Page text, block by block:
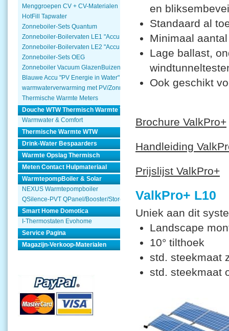
Menggroepen CV + CV-Materialen
HotFill Tapwater
Zonneboiler-Sets Quantum
Zonneboiler-Boilervaten LE1 "Accu Woning Watmte"
Zonneboiler-Boilervaten LE2 "Accu Woning Watmte"
Zonneboiler-Sets OEG
Zonneboiler Vacuum GlazenBuizen
Blauwe Accu "PV Energie in Water"
warmwaterverwarming met PV/Zonnepanelen
Thermische Warmte Meters
Douche WTW Thermisch Warmte Terugwinnen
Warmwater & Comfort
Thermische Warmte WTW
Drink-Water Bespaarders
Warmte Opslag Thermisch
Meten Contact Hulpmateriaal
WarmtepompBoiler & Solar
NEXUS Warmtepompboiler
QSilence-PVT QPanel/Booster/Store
Smart Home Domotica
I-Thermostaten Evohome
Service Pagina
Magazijn-Verkoop-Materialen
en
Standaard al
Minimaal
Lage ballast,
Ook geschikt
Brochure ValkPro+
Handleiding
Prijslijst ValkPro+
ValkPro+ L10
Uniek aan dit
Landscape
10° tilthoek
std. steekmaat
std. steekmaat